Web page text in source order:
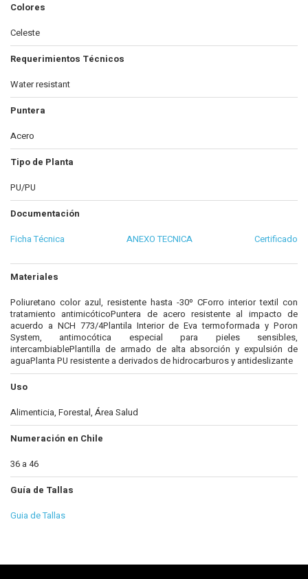
Colores
Celeste
Requerimientos Técnicos
Water resistant
Puntera
Acero
Tipo de Planta
PU/PU
Documentación
Ficha Técnica
ANEXO TECNICA Certificado
Materiales
Poliuretano color azul, resistente hasta -30º CForro interior textil con
tratamiento antimicóticoPuntera de acero resistente al impacto de
acuerdo a NCH 773/4Plantila Interior de Eva termoformada y Poron
System, antimocótica especial para pieles sensibles,
intercambiablePlantilla de armado de alta absorción y expulsión de
aguaPlanta PU resistente a derivados de hidrocarburos y antideslizante
Uso
Alimenticia, Forestal, Área Salud
Numeración en Chile
36 a 46
Guía de Tallas
Guia de Tallas